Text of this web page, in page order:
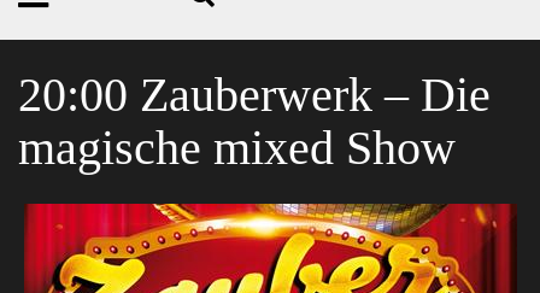
20:00 Zauberwerk – Die
magische mixed Show